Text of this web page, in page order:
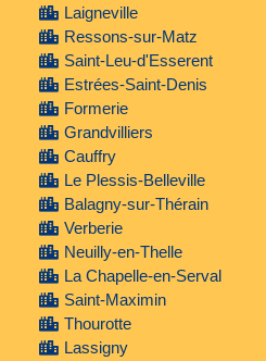
Laigneville
Ressons-sur-Matz
Saint-Leu-d'Esserent
Estrées-Saint-Denis
Formerie
Grandvilliers
Cauffry
Le Plessis-Belleville
Balagny-sur-Thérain
Verberie
Neuilly-en-Thelle
La Chapelle-en-Serval
Saint-Maximin
Thourotte
Lassigny